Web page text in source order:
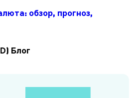
обзор, прогноз,
Блог